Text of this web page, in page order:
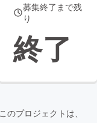
募集終了まで残
り
終了
このプロジェクトは、